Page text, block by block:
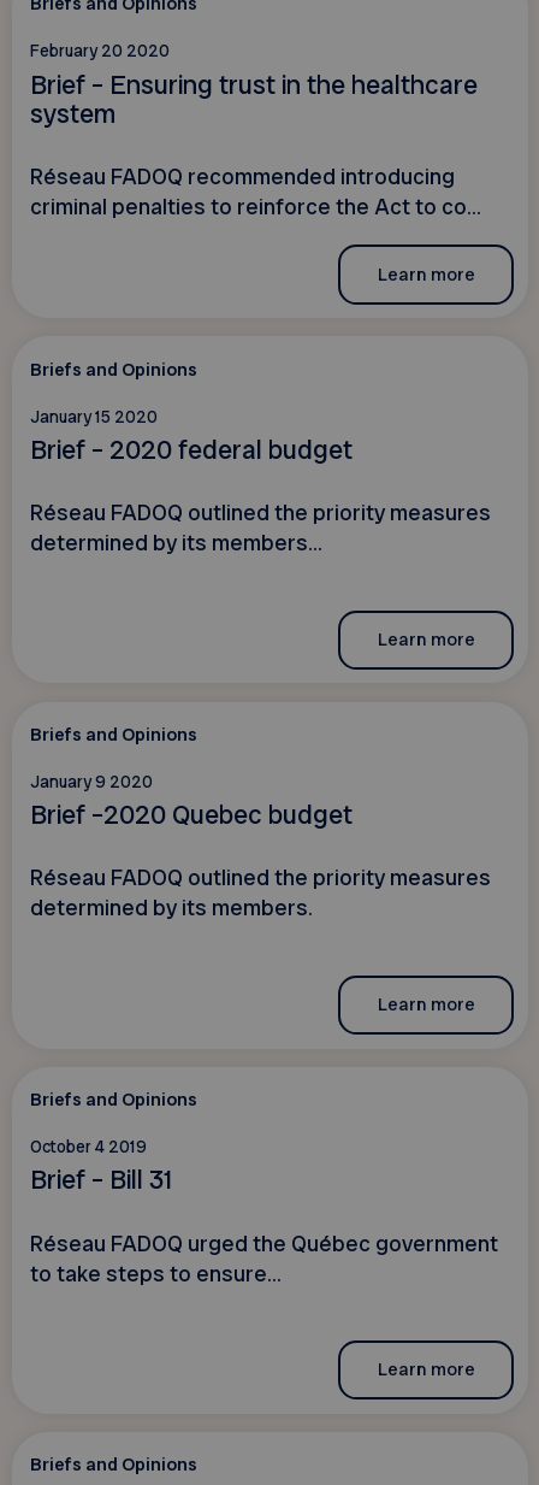
February 20 2020
Brief – Ensuring trust in the healthcare
system
Réseau FADOQ recommended introducing
criminal penalties to reinforce the Act to co...
Learn more
Briefs and Opinions
January 15 2020
Brief – 2020 federal budget
Réseau FADOQ outlined the priority measures
determined by its members...
Learn more
Briefs and Opinions
January 9 2020
Brief –2020 Quebec budget
Réseau FADOQ outlined the priority measures
determined by its members.
Learn more
Briefs and Opinions
October 4 2019
Brief – Bill 31
Réseau FADOQ urged the Québec government
to take steps to ensure...
Learn more
Briefs and Opinions